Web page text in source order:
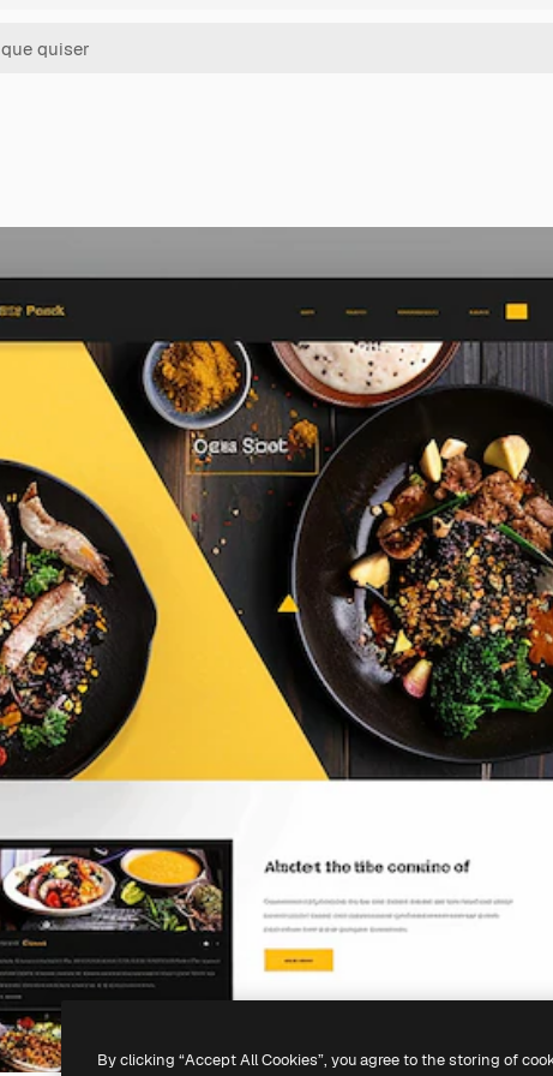
By clicking “Accept All Cookies”, you agree to the storing of